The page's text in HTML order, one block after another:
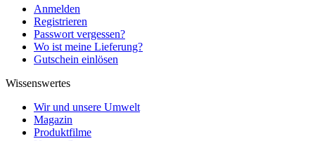
Anmelden
Registrieren
Passwort vergessen?
Wo ist meine Lieferung?
Gutschein einlösen
Wissenswertes
Wir und unsere Umwelt
Magazin
Produktfilme